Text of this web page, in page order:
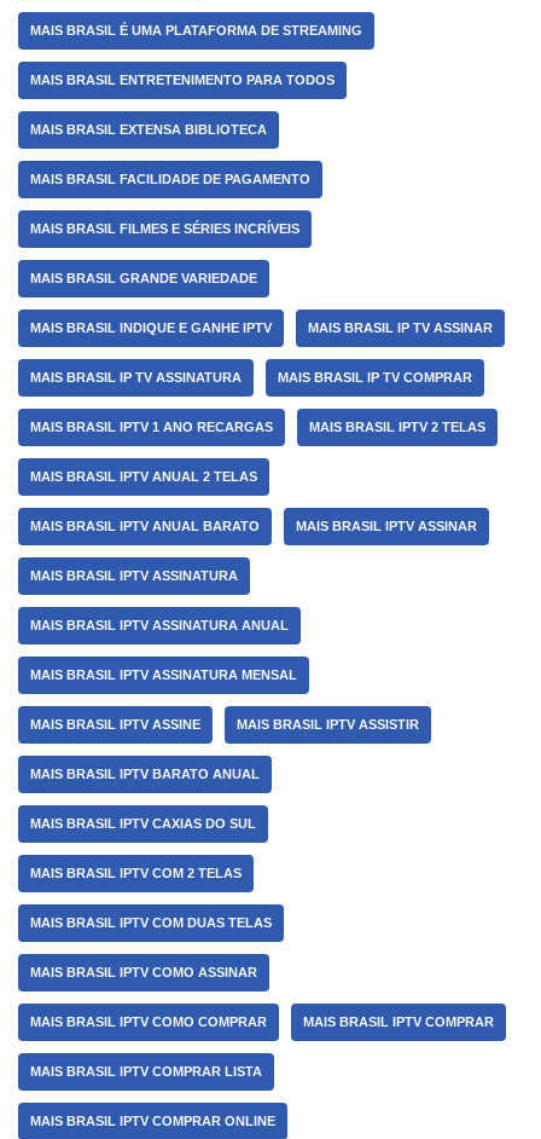
MAIS BRASIL É UMA PLATAFORMA DE STREAMING
MAIS BRASIL ENTRETENIMENTO PARA TODOS
MAIS BRASIL EXTENSA BIBLIOTECA
MAIS BRASIL FACILIDADE DE PAGAMENTO
MAIS BRASIL FILMES E SÉRIES INCRÍVEIS
MAIS BRASIL GRANDE VARIEDADE
MAIS BRASIL INDIQUE E GANHE IPTV MAIS BRASIL IP TV ASSINAR
MAIS BRASIL IP TV ASSINATURA MAIS BRASIL IP TV COMPRAR
MAIS BRASIL IPTV 1 ANO RECARGAS MAIS BRASIL IPTV 2 TELAS
MAIS BRASIL IPTV ANUAL 2 TELAS
MAIS BRASIL IPTV ANUAL BARATO MAIS BRASIL IPTV ASSINAR
MAIS BRASIL IPTV ASSINATURA
MAIS BRASIL IPTV ASSINATURA ANUAL
MAIS BRASIL IPTV ASSINATURA MENSAL
MAIS BRASIL IPTV ASSINE MAIS BRASIL IPTV ASSISTIR
MAIS BRASIL IPTV BARATO ANUAL
MAIS BRASIL IPTV CAXIAS DO SUL
MAIS BRASIL IPTV COM 2 TELAS
MAIS BRASIL IPTV COM DUAS TELAS
MAIS BRASIL IPTV COMO ASSINAR
MAIS BRASIL IPTV COMO COMPRAR MAIS BRASIL IPTV COMPRAR
MAIS BRASIL IPTV COMPRAR LISTA
MAIS BRASIL IPTV COMPRAR ONLINE